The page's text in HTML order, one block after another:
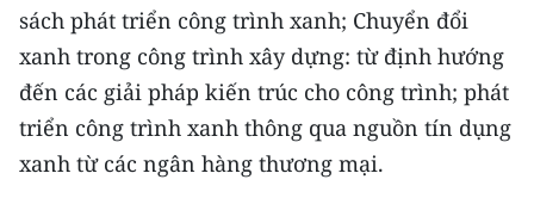
sách phát triển công trình xanh; Chuyển đổi
xanh trong công trình xây dựng: từ định hướng
đến các giải pháp kiến trúc cho công trình; phát
triển công trình xanh thông qua nguồn tín dụng
xanh từ các ngân hàng thương mại.